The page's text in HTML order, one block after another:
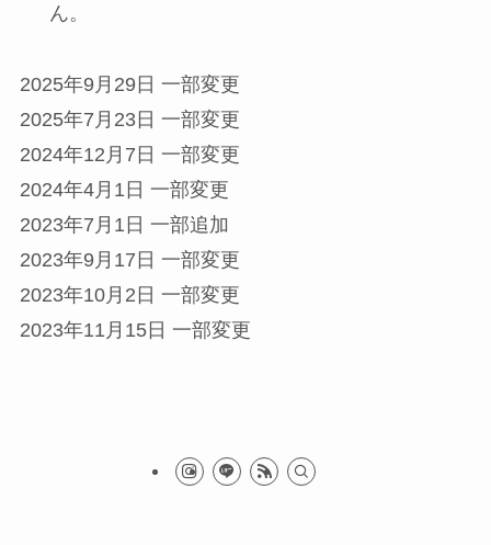
ん。
2025年9月29日 一部変更
2025年7月23日 一部変更
2024年12月7日 一部変更
2024年4月1日 一部変更
2023年7月1日 一部追加
2023年9月17日 一部変更
2023年10月2日 一部変更
2023年11月15日 一部変更